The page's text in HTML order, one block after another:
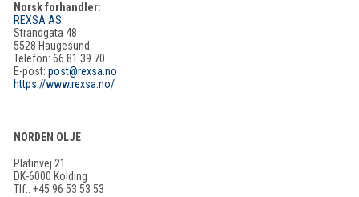
Norsk forhandler:
REXSA AS
Strandgata 48
5528 Haugesund
Telefon: 66 81 39 70
E-post: post@rexsa.no
https://www.rexsa.no/
NORDEN OLJE
Platinvej 21
DK-6000 Kolding
Tlf.: +45 96 53 53 53